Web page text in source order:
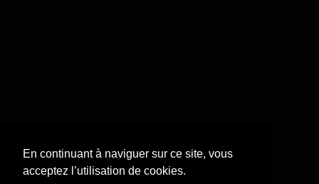
En continuant à naviguer sur ce site, vous
acceptez l’utilisation de cookies.